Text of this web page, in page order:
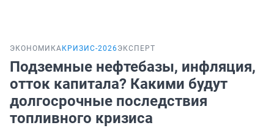
ЭКОНОМИКА КРИЗИС-2026ЭКСПЕРТ
Подземные нефтебазы, инфляция,
отток капитала? Какими будут
долгосрочные последствия
топливного кризиса